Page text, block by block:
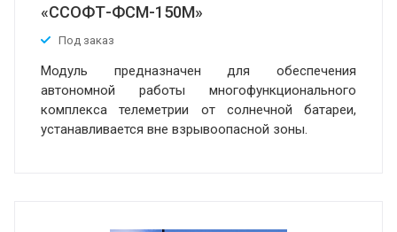
«ССОФТ-ФСМ-150М»
Под заказ
Модуль предназначен для обеспечения
автономной работы многофункционального
комплекса телеметрии от солнечной батареи,
устанавливается вне взрывоопасной зоны.